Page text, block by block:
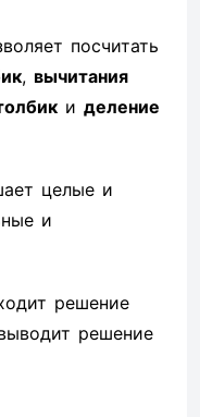
посчитать
, вычитания
и деление
целые и
и
решение
решение